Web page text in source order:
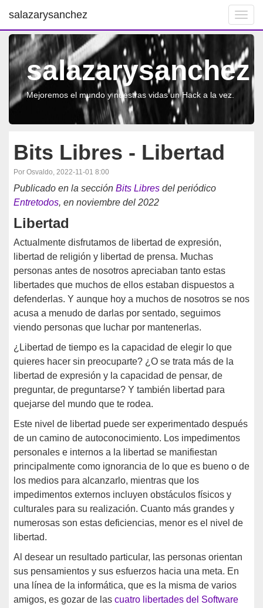
salazarysanchez
salazarysanchez
Mejoremos el mundo y nuestras vidas un Hack a la vez.
Bits Libres - Libertad
Por Osvaldo, 2022-11-01 8:00
Publicado en la sección Bits Libres del periódico
Entretodos, en noviembre del 2022
Libertad
Actualmente disfrutamos de libertad de expresión,
libertad de religión y libertad de prensa. Muchas
personas antes de nosotros apreciaban tanto estas
libertades que muchos de ellos estaban dispuestos a
defenderlas. Y aunque hoy a muchos de nosotros se nos
acusa a menudo de darlas por sentado, seguimos
viendo personas que luchar por mantenerlas.
¿Libertad de tiempo es la capacidad de elegir lo que
quieres hacer sin preocuparte? ¿O se trata más de la
libertad de expresión y la capacidad de pensar, de
preguntar, de preguntarse? Y también libertad para
quejarse del mundo que te rodea.
Este nivel de libertad puede ser experimentado después
de un camino de autoconocimiento. Los impedimentos
personales e internos a la libertad se manifiestan
principalmente como ignorancia de lo que es bueno o de
los medios para alcanzarlo, mientras que los
impedimentos externos incluyen obstáculos físicos y
culturales para su realización. Cuanto más grandes y
numerosas son estas deficiencias, menor es el nivel de
libertad.
Al desear un resultado particular, las personas orientan
sus pensamientos y sus esfuerzos hacia una meta. En
una línea de la informática, que es la misma de varios
amigos, es gozar de las cuatro libertades del Software